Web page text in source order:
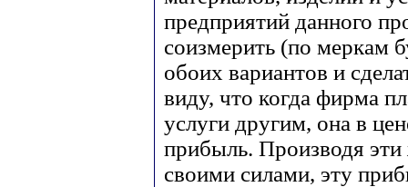
предприятий данного
соизмерить (по меркам
обоих вариантов и
виду, что когда фирма
услуги другим, она в
прибыль. Производя
своими силами, эту